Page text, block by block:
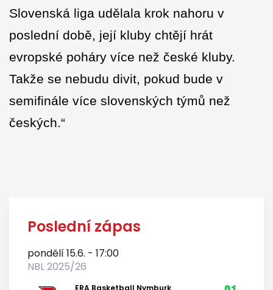
Slovenská liga udělala krok nahoru v
poslední době, její kluby chtějí hrát
evropské poháry více než české kluby.
Takže se nebudu divit, pokud bude v
semifinále více slovenských týmů než
českých.“
Poslední zápas
pondělí 15.6. - 17:00
NBL 2025/26
ERA Basketball Nymburk